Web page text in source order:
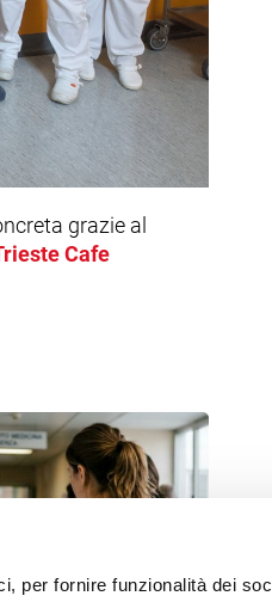
per fornire funzionalità dei
grazie al
Cafe